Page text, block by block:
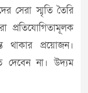
সেরা স্মৃতি তৈরি
প্রতিযোগিতামূলক
থাকার প্রয়োজন।
দেবেন না। উদ্যম